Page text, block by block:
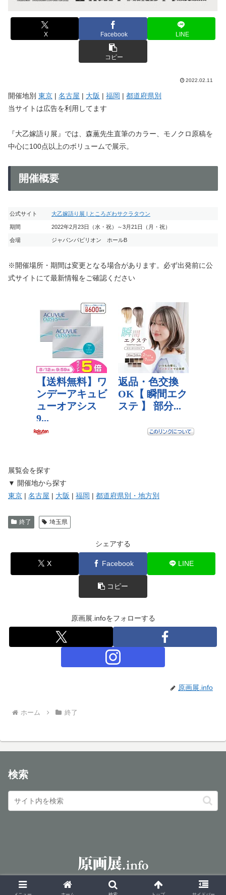
X Facebook LINE
コピー
2022.02.11
開催地別 東京 | 名古屋 | 大阪 | 福岡 | 都道府県別
当サイトは広告を利用してます
『大乙嫁語り展』では、森薫先生直筆のカラー、モノクロ原稿を
中心に100点以上のボリュームで展示。
開催概要
公式サイト 大乙嫁語り展 | ところざわサクラタウン
期間 2022年2月23日（水・祝）～3月21日（月・祝）
会場 ジャパンパビリオン ホールB
※開催場所・期間は変更となる場合があります。必ず出発前に公
式サイトにて最新情報をご確認ください
展覧会を探す
▼ 開催地から探す
東京 | 名古屋 | 大阪 | 福岡 | 都道府県別・地方別
終了 埼玉県
シェアする
X Facebook LINE
コピー
原画展.infoをフォローする
原画展.info
ホーム 終了
検索
© 2016 原画展.info.